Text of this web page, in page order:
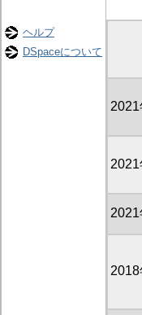
ヘルプ
DSpaceについて
2021
2021
2021
2018